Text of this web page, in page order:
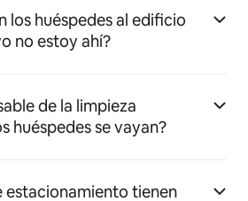
los huéspedes al edificio
no estoy ahí?
de la limpieza
huéspedes se vayan?
estacionamiento tienen